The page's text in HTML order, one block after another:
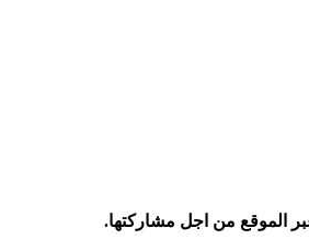
الموقع من اجل مشاركتها.